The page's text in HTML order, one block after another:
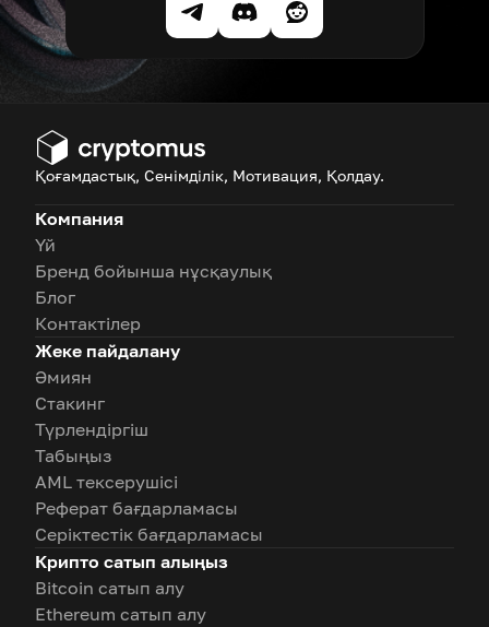
Қоғамдастық, Сенімділік, Мотивация, Қолдау.
Компания
Үй
Бренд бойынша нұсқаулық
Блог
Контактілер
Жеке пайдалану
Әмиян
Стакинг
Түрлендіргіш
Табыңыз
AML тексерушісі
Реферат бағдарламасы
Серіктестік бағдарламасы
Крипто сатып алыңыз
Bitcoin сатып алу
Ethereum сатып алу